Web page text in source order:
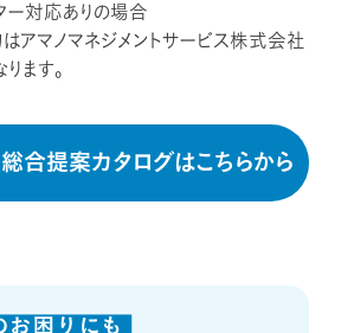
ー対応ありの場合
アマノマネジメントサービス株式会社
ます。
合提案カタログはこちらから